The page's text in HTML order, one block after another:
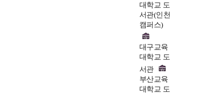
대학교 도
서관(인천
캠퍼스)
대구교육
대학교 도
서관
부산교육
대학교 도